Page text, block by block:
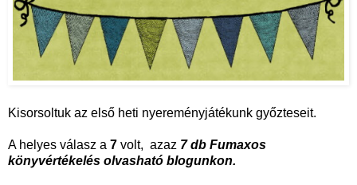
Kisorsoltuk az első heti nyereményjátékunk győzteseit.
A helyes válasz a 7 volt, azaz 7 db Fumaxos
könyvértékelés olvasható blogunkon.